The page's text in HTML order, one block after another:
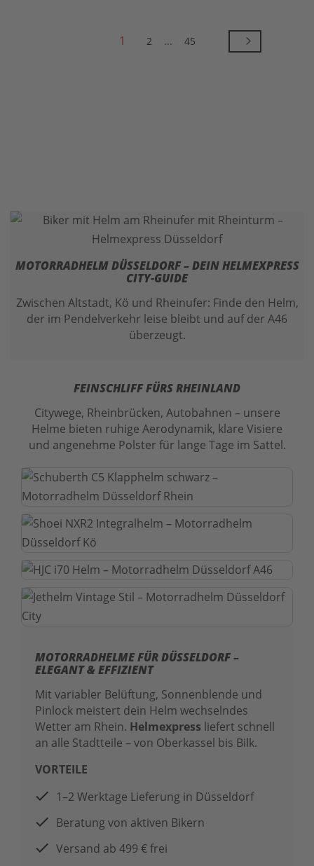
1 2 ... 45
MOTORRADHELM DÜSSELDORF – DEIN HELMEXPRESS
CITY-GUIDE
Zwischen Altstadt, Kö und Rheinufer: Finde den Helm,
der im Pendelverkehr leise bleibt und auf der A46
überzeugt.
FEINSCHLIFF FÜRS RHEINLAND
Citywege, Rheinbrücken, Autobahnen – unsere
Helme bieten ruhige Aerodynamik, klare Visiere
und angenehme Polster für lange Tage im Sattel.
MOTORRADHELME FÜR DÜSSELDORF –
ELEGANT & EFFIZIENT
Mit variabler Belüftung, Sonnenblende und
Pinlock meistert dein Helm wechselndes
Wetter am Rhein. Helmexpress liefert schnell
an alle Stadtteile – von Oberkassel bis Bilk.
VORTEILE
1–2 Werktage Lieferung in Düsseldorf
Beratung von aktiven Bikern
Versand ab 499 € frei